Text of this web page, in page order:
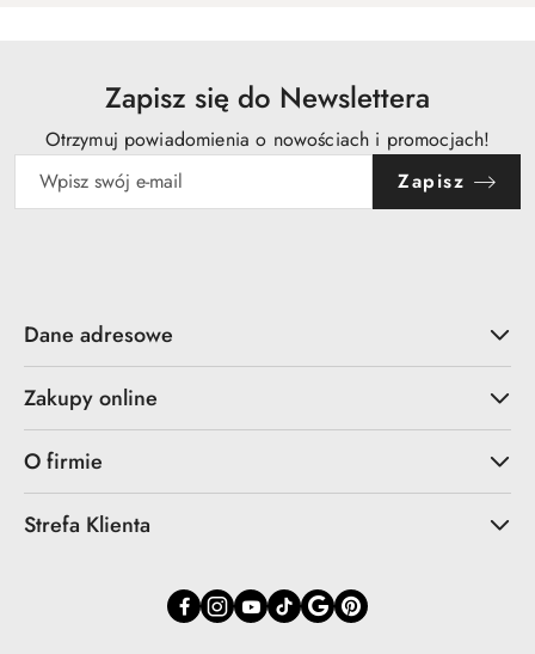
Zapisz się do Newslettera
Otrzymuj powiadomienia o nowościach i promocjach!
Zapisz
Dane adresowe
Zakupy online
O firmie
Strefa Klienta